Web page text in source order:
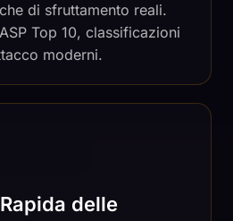
di sfruttamento reali.
Top 10, classificazioni
moderni.
delle